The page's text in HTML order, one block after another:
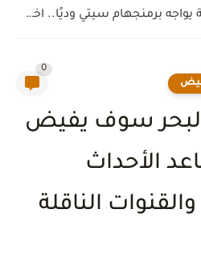
برشلونة يواجه برمنجهام سيتي وديًا.. اختبار جديد لهانز فليك قبل...
0
سوف يفيض
تصاعد الأحداث
الناقلة